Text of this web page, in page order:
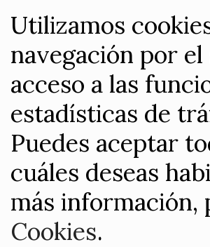
Utilizamos
navegación por
acceso a las
estadísticas de
Puedes aceptar
cuáles deseas
más
Cookies.